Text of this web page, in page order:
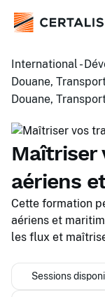
International -
Douane,
Douane,
Maîtriser
aériens
Cette formation
aériens et
les flux et
Sessions